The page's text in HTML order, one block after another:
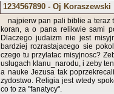
1234567890 - Oj Koraszewski
najpierw pan pali biblie a teraz
koran, a o pana relikwie sami
Dlaczego judaizm nie jest
bardziej rozrastajacego sie
czego tu przylatac misyjnosc?
uslugach klanu_narodu, i zeby
a nauke Jezusa tak
zydostwo. Religia jest wtedy
co to za "fanatycy".